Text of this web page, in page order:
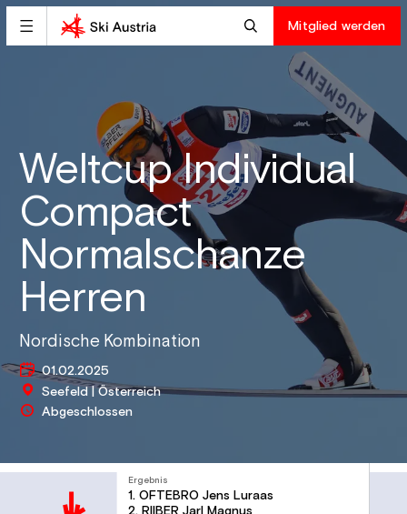
Mitglied werden
Weltcup Individual
Compact
Normalschanze
Herren
Nordische Kombination
01.02.2025
Seefeld | Österreich
Abgeschlossen
Ergebnis
1. OFTEBRO Jens Luraas